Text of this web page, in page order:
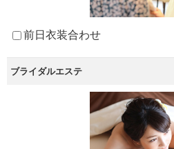
前日衣装合わせ
ブライダルエステ